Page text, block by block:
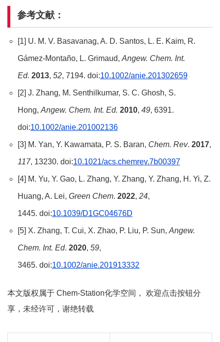
参考文献：
[1] U. M. V. Basavanag, A. D. Santos, L. E. Kaim, R.
Gámez-Montaño, L. Grimaud, Angew. Chem. Int.
Ed. 2013, 52, 7194. doi:10.1002/anie.201302659
[2] J. Zhang, M. Senthilkumar, S. C. Ghosh, S.
Hong, Angew. Chem. Int. Ed. 2010, 49, 6391.
doi:10.1002/anie.201002136
[3] M. Yan, Y. Kawamata, P. S. Baran, Chem. Rev. 2017,
117, 13230. doi:10.1021/acs.chemrev.7b00397
[4] M. Yu, Y. Gao, L. Zhang, Y. Zhang, Y. Zhang, H. Yi, Z.
Huang, A. Lei, Green Chem. 2022, 24,
1445. doi:10.1039/D1GC04676D
[5] X. Zhang, T. Cui, X. Zhao, P. Liu, P. Sun, Angew.
Chem. Int. Ed. 2020, 59,
3465. doi:10.1002/anie.201913332
本文版权属于 Chem-Station化学空间， 欢迎点击按钮分
享，未经许可，谢绝转载